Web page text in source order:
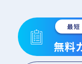
無料